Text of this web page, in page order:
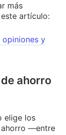
más
artículo:
opiniones y
ahorro
elige los
ahorro —entre